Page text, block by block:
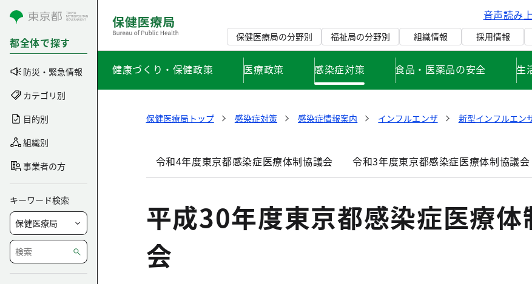
コンテンツにスキップ
都全体で探す
防災・緊急情報
カテゴリ別
目的別
組織別
事業者の方
キーワード検索
音声読み
保健医療局の分野別 福祉局の分野別 組織情報 採用情報
健康づくり・保健政策 医療政策 感染症対策 食品・医薬品の安全 生
保健医療局トップ 感染症対策 感染症情報案内 インフルエンザ 新型インフルエン
令和4年度東京都感染症医療体制協議会 令和3年度東京都感染症医療体制協議会
平成30年度東京都感染症医療体
会